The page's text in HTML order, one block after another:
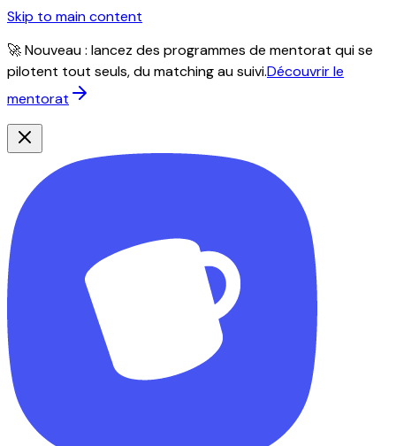
Skip to main content
🚀 Nouveau : lancez des programmes de mentorat qui se
pilotent tout seuls, du matching au suivi.Découvrir le
mentorat